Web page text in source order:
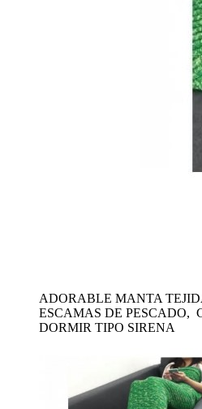
ADORABLE MANTA
ESCAMAS DE PESCADO,
DORMIR TIPO SIRENA